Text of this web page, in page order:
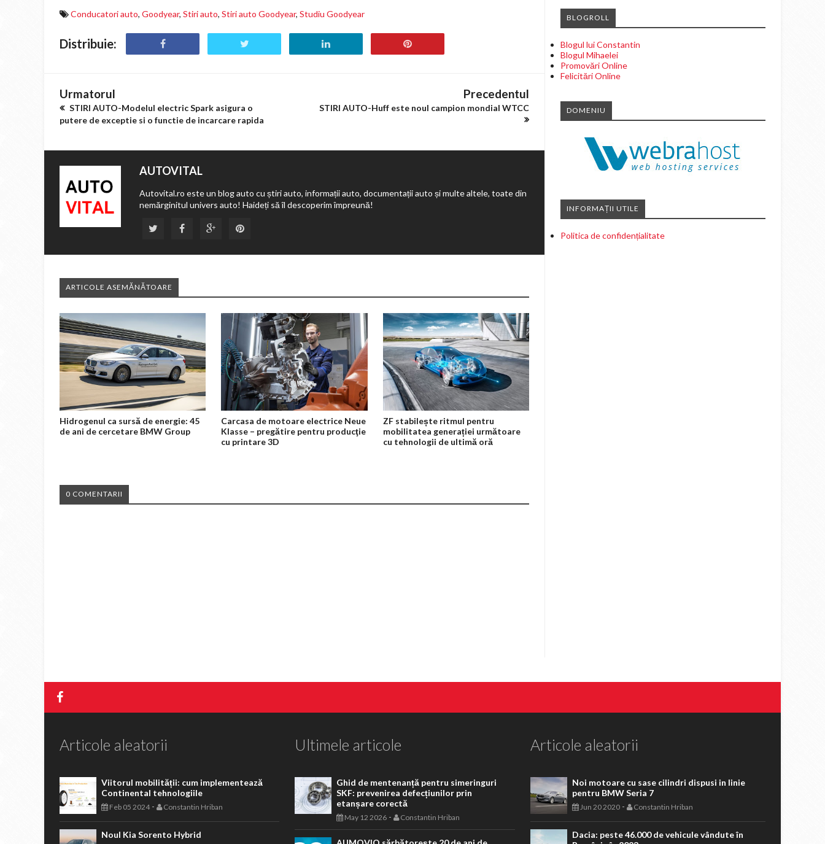
Conducatori auto, Goodyear, Stiri auto, Stiri auto Goodyear, Studiu Goodyear
Distribuie:
Urmatorul
STIRI AUTO-Modelul electric Spark asigura o
putere de exceptie si o functie de incarcare rapida
Precedentul
STIRI AUTO-Huff este noul campion mondial WTCC
AUTOVITAL
Autovital.ro este un blog auto cu știri auto, informații auto, documentații auto și multe altele, toate din
nemărginitul univers auto! Haideți să îl descoperim împreună!
ARTICOLE ASEMĂNĂTOARE
Hidrogenul ca sursă de energie: 45
de ani de cercetare BMW Group
Carcasa de motoare electrice Neue
Klasse – pregătire pentru producţie
cu printare 3D
ZF stabilește ritmul pentru
mobilitatea generației următoare
cu tehnologii de ultimă oră
0 COMENTARII
BLOGROLL
Blogul lui Constantin
Blogul Mihaelei
Promovări Online
Felicitări Online
DOMENIU
INFORMAȚII UTILE
Politica de confidențialitate
Articole aleatorii
Viitorul mobilității: cum implementează
Continental tehnologiile
Feb 05 2024- Constantin Hriban
Noul Kia Sorento Hybrid
Ultimele articole
Ghid de mentenanță pentru simeringuri
SKF: prevenirea defecțiunilor prin
etanșare corectă
May 12 2026 - Constantin Hriban
Articole aleatorii
Noi motoare cu sase cilindri dispusi in linie
pentru BMW Seria 7
Jun 20 2020- Constantin Hriban
Dacia: peste 46.000 de vehicule vândute în